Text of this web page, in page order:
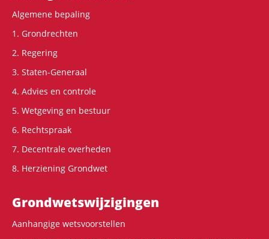
Algemene bepaling
1. Grondrechten
2. Regering
3. Staten-Generaal
4. Advies en controle
5. Wetgeving en bestuur
6. Rechtspraak
7. Decentrale overheden
8. Herziening Grondwet
Grondwets­wijzigingen
Aanhangige wetsvoorstellen